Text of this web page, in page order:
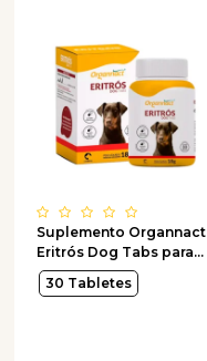
Suplemento Organnact
Eritrós Dog Tabs para
Cães 30 Tabletes
30 Tabletes